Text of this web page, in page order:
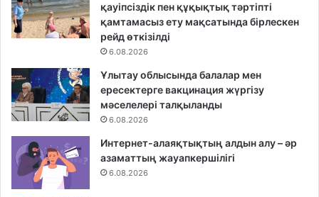
қауіпсіздік пен құқықтық тәртіпті
қамтамасыз ету мақсатында бірлескен
рейд өткізілді
6.08.2026
Ұлытау облысында балалар мен
ересектерге вакцинация жүргізу
мәселелері талқыланды
6.08.2026
Интернет-алаяқтықтың алдын алу – әр
азаматтың жауапкершілігі
6.08.2026